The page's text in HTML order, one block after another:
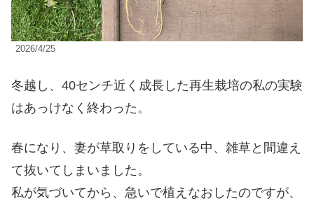
2026/4/25
冬越し、40センチ近く成長した再生栽培の私の実験
はあっけなく終わった。
春になり、妻が草取りをしている中、雑草と間違え
て抜いてしまいました。
私が気づいてから、急いで植えなおしたのですが、